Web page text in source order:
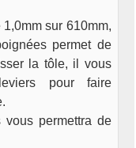
sur 610mm,
permet de
la tôle, il vous
pour faire
permettra de